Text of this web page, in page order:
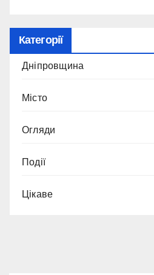
Категорії
Дніпровщина
Місто
Огляди
Події
Цікаве